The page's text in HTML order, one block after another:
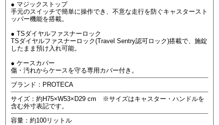
● マジックストップ
手元のスイッチで簡単に操作でき、不意な走行を防ぐキャスタースト
ッパー機能を搭載。
● TSダイヤルファスナーロック
TSダイヤルファスナーロック(Travel Sentry認可ロック)搭載で、施錠
したまま預け入れ可能。
● ケースカバー
傷・汚れからケースを守る専用カバー付き。
ブランド：PROTECA
サイズ：約H75×W53×D29 cm ※サイズはキャスター・ハンドルを
含む外寸表記です。
容量：約100リットル